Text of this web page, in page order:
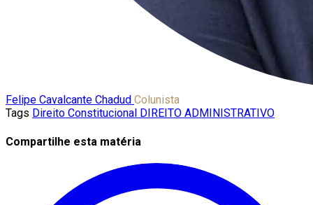
Felipe Cavalcante Chadud Colunista
Tags Direito Constitucional DIREITO ADMINISTRATIVO
Compartilhe esta matéria